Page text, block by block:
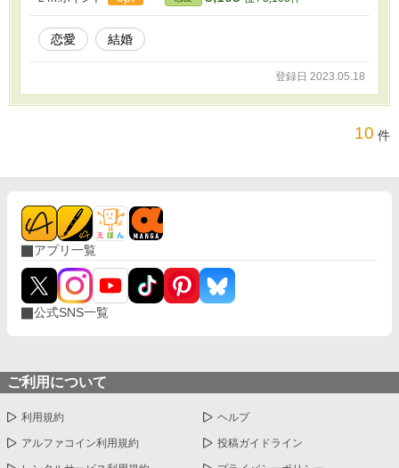
恋愛 結婚
登録日 2023.05.18
10 件
アプリ一覧
公式SNS一覧
ご利用について
利用規約 ヘルプ
アルファコイン利用規約 投稿ガイドライン